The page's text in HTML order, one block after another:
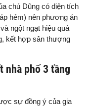
chú Dũng có diện tích
hẻm) nên phương án
ngột ngạt hiệu quả
kết hợp sân thượng
phố 3 tầng
sự đồng ý của gia